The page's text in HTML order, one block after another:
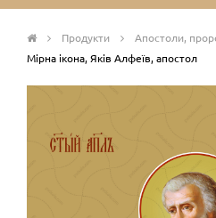
Продукти
Апостоли,
Мірна ікона, Яків Алфеїв, апостол